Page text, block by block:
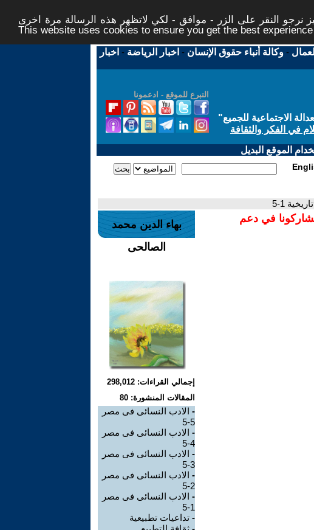
نرجو النقر على الزر - موافق - لكي لاتظهر هذه الرسالة مرة اخرى -
This website uses cookies to ensure you get the best
-وكالة أنباء حقوق الإنسان - اخبار الرياضة - اخبار
التبرع للموقع - ادعمونا
الاجتماعية للجميع"
في الفكر والثقافة
الموقع البديل
1-5
في دعم
بهاء الدين محمد
الصالحى
إجمالي القراءات: 298,012
المقالات المنشورة: 80
- الادب النسائى فى مصر
5-5
- الادب النسائى فى مصر
4-5
- الادب النسائى فى مصر
3-5
- الادب النسائى فى مصر
2-5
- الادب النسائى فى مصر
1-5
- تداعيات تطبيعية